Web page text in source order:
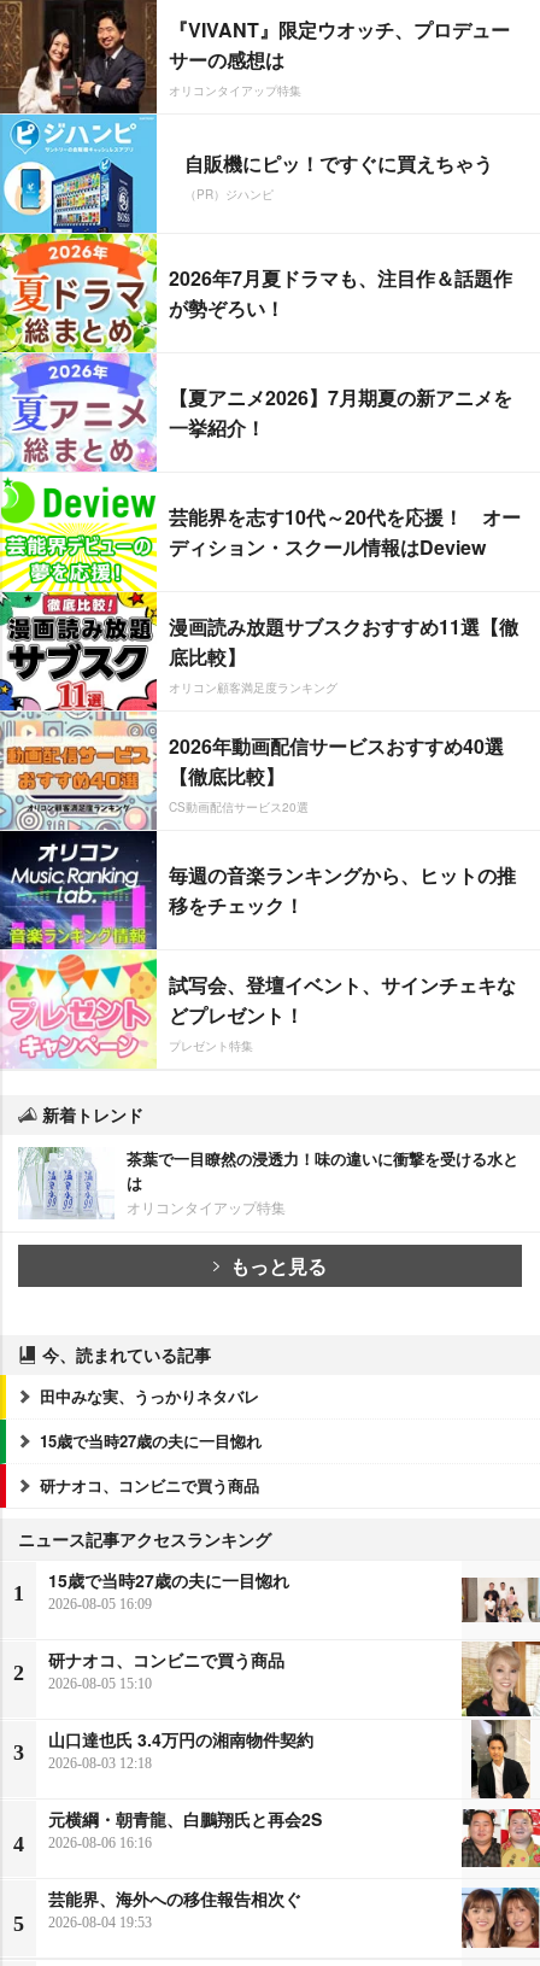
『VIVANT』限定ウオッチ、プロデュー
サーの感想は
オリコンタイアップ特集
自販機にピッ！ですぐに買えちゃう
（PR）ジハンピ
2026年7月夏ドラマも、注目作＆話題作
が勢ぞろい！
【夏アニメ2026】7月期夏の新アニメを
一挙紹介！
芸能界を志す10代～20代を応援！ オー
ディション・スクール情報はDeview
漫画読み放題サブスクおすすめ11選【徹
底比較】
オリコン顧客満足度ランキング
2026年動画配信サービスおすすめ40選
【徹底比較】
CS動画配信サービス20選
毎週の音楽ランキングから、ヒットの推
移をチェック！
試写会、登壇イベント、サインチェキな
どプレゼント！
プレゼント特集
新着トレンド
茶葉で一目瞭然の浸透力！味の違いに衝撃を受ける水と
は
オリコンタイアップ特集
もっと見る
今、読まれている記事
田中みな実、うっかりネタバレ
15歳で当時27歳の夫に一目惚れ
研ナオコ、コンビニで買う商品
ニュース記事アクセスランキング
1
15歳で当時27歳の夫に一目惚れ
2026-08-05 16:09
2
研ナオコ、コンビニで買う商品
2026-08-05 15:10
3
山口達也氏 3.4万円の湘南物件契約
2026-08-03 12:18
4
元横綱・朝青龍、白鵬翔氏と再会2S
2026-08-06 16:16
5
芸能界、海外への移住報告相次ぐ
2026-08-04 19:53